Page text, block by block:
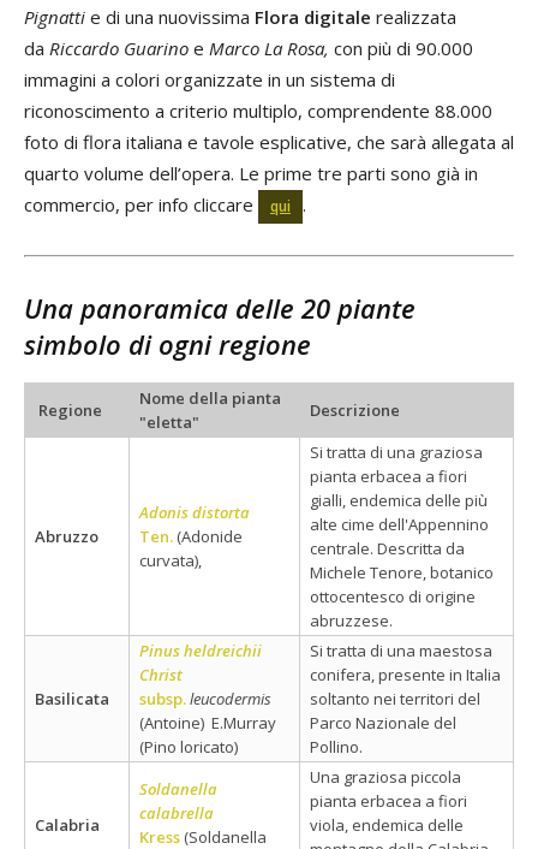
Pignatti e di una nuovissima Flora digitale realizzata
da Riccardo Guarino e Marco La Rosa, con più di 90.000
immagini a colori organizzate in un sistema di
riconoscimento a criterio multiplo, comprendente 88.000
foto di flora italiana e tavole esplicative, che sarà allegata al
quarto volume dell’opera. Le prime tre parti sono già in
commercio, per info cliccare
qui .
Una panoramica delle 20 piante
simbolo di ogni regione
Regione
Nome della pianta
"eletta"
Descrizione
Abruzzo
Adonis distorta
Ten. (Adonide
curvata),
Si tratta di una graziosa
pianta erbacea a fiori
gialli, endemica delle più
alte cime dell'Appennino
centrale. Descritta da
Michele Tenore, botanico
ottocentesco di origine
abruzzese.
Basilicata
Pinus heldreichii
Christ
subsp.leucodermis
(Antoine) E.Murray
(Pino loricato)
Si tratta di una maestosa
conifera, presente in Italia
soltanto nei territori del
Parco Nazionale del
Pollino.
Calabria
Soldanella
calabrella
Kress (Soldanella
Una graziosa piccola
pianta erbacea a fiori
viola, endemica delle